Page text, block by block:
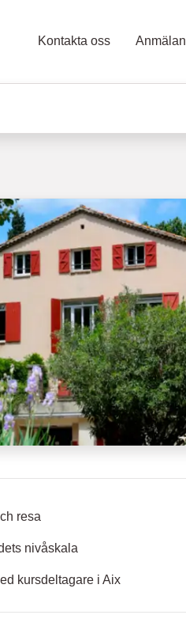
Kontakta oss Anmälan
resa
nivåskala
kursdeltagare i Aix